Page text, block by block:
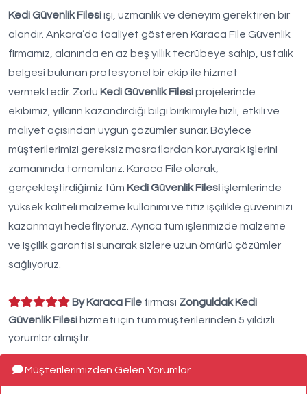
Kedi Güvenlik Filesiişi, uzmanlık ve deneyim gerektiren bir
alandır. Ankara’da faaliyet gösteren Karaca File Güvenlik
firmamız, alanında en az beş yıllık tecrübeye sahip, ustalık
belgesi bulunan profesyonel bir ekip ile hizmet
vermektedir. Zorlu Kedi Güvenlik Filesiprojelerinde
ekibimiz, yılların kazandırdığı bilgi birikimiyle hızlı, etkili ve
maliyet açısından uygun çözümler sunar. Böylece
müşterilerimizi gereksiz masraflardan koruyarak işlerini
zamanında tamamlarız. Karaca File olarak,
gerçekleştirdiğimiz tüm Kedi Güvenlik Filesiişlemlerinde
yüksek kaliteli malzeme kullanımı ve titiz işçilikle güveninizi
kazanmayı hedefliyoruz. Ayrıca tüm işlerimizde malzeme
ve işçilik garantisi sunarak sizlere uzun ömürlü çözümler
sağlıyoruz.
By Karaca File firması Zonguldak Kedi
Güvenlik Filesi hizmeti için tüm müşterilerinden 5 yıldızlı
yorumlar almıştır.
Müşterilerimizden Gelen Yorumlar